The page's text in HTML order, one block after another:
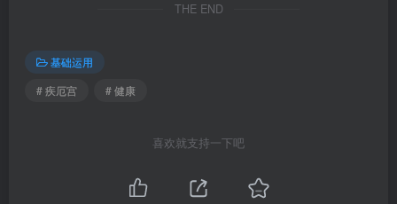
THE END
基础运用
# 疾厄宫
# 健康
喜欢就支持一下吧